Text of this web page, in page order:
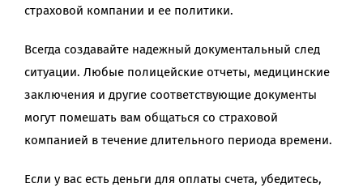
страховой компании и ее политики.
Всегда создавайте надежный документальный след
ситуации. Любые полицейские отчеты, медицинские
заключения и другие соответствующие документы
могут помешать вам общаться со страховой
компанией в течение длительного периода времени.
Если у вас есть деньги для оплаты счета, убедитесь,